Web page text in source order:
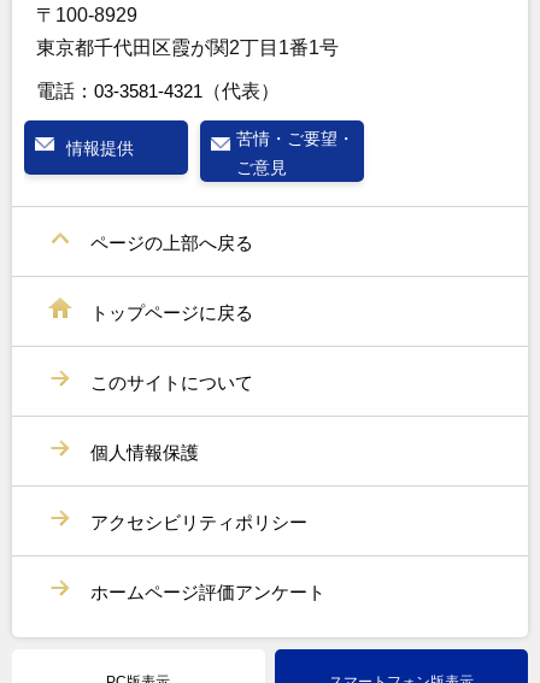
〒100-8929
東京都千代田区霞が関2丁目1番1号
電話： 03-3581-4321 （代表）
情報提供
苦情・ご要望・
ご意見
ページの上部へ戻る
トップページに戻る
このサイトについて
個人情報保護
アクセシビリティポリシー
ホームページ評価アンケート